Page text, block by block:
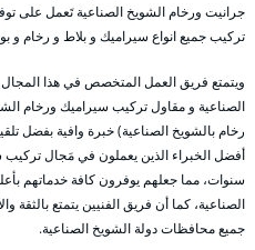
جرانيت ورخام الشويخ الصناعية تَعمل على
تركيب جميع انواع سيراميك و بلاط و رخام و
ويتمتع فريق العمل المتخصص في هذا
الصناعية و مقاول تركيب سيراميك ورخام
رخام بالشويخ الصناعية) خبرة وافية بفضل
أفضل الخبراء الذين يعملون في مَجال تركيب
سنوات، مما جعلهم يوفرون كافة خدماتهم
الصناعية، كما أن فريق الفنيين يتمتع بالثقة
جميع محافظات دولة الشويخ الصناعية.